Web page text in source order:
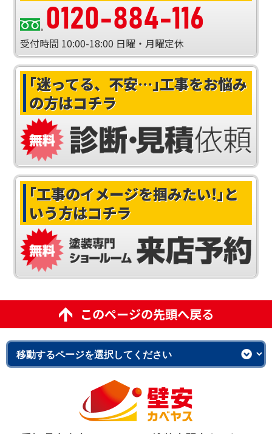
0120-884-116
受付時間 10:00-18:00 日曜・月曜定休
｢迷ってる、不安…｣工事をお悩み
の方はコチラ
｢工事のイメージを掴みたい!｣と
いう方はコチラ
このページの先頭へ戻る